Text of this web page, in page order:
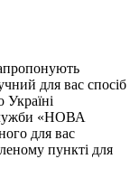
для вас спосіб
«НОВА
для вас
пункті для